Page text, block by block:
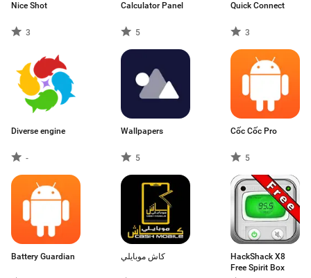
Nice Shot
3
Calculator Panel
5
Quick Connect
3
Diverse engine
-
Wallpapers
5
Cốc Cốc Pro
5
Battery Guardian كاش موبايلي
HackShack X8
Free Spirit Box